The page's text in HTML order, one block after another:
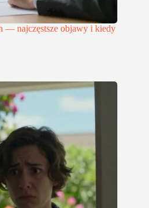
— najczęstsze objawy i kiedy